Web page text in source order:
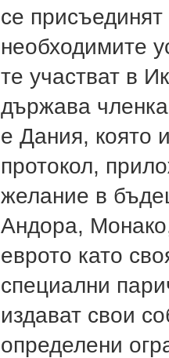
се присъединят
необходимите
те участват в
държава
е Дания, която
протокол,
желание в
Андора,
еврото като
специални
издават свои
определени